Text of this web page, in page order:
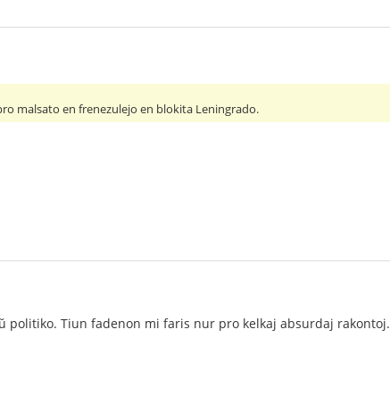
malsato en frenezulejo en blokita Leningrado.
Tiun fadenon mi faris nur pro kelkaj absurdaj rakontoj.